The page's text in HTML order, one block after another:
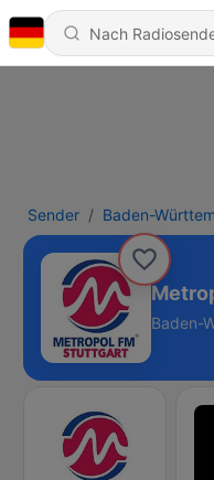
Sender Baden-
Baden-